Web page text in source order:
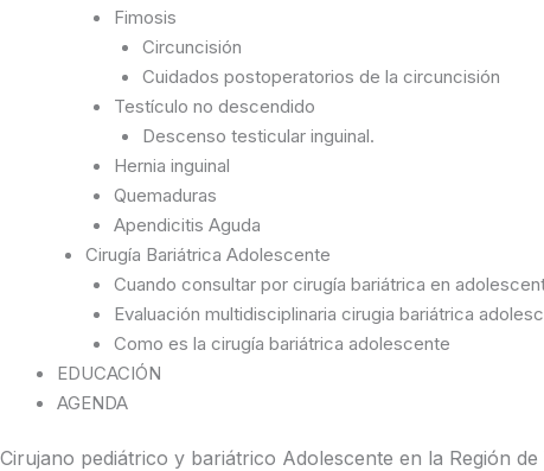
Fimosis
Circuncisión
Cuidados postoperatorios de la circuncisión
Testículo no descendido
Descenso testicular inguinal.
Hernia inguinal
Quemaduras
Apendicitis Aguda
Cirugía Bariátrica Adolescente
Cuando consultar por cirugía bariátrica en
Evaluación multidisciplinaria cirugia bariátrica
Como es la cirugía bariátrica adolescente
EDUCACIÓN
AGENDA
Cirujano pediátrico y bariátrico Adolescente en la Región de